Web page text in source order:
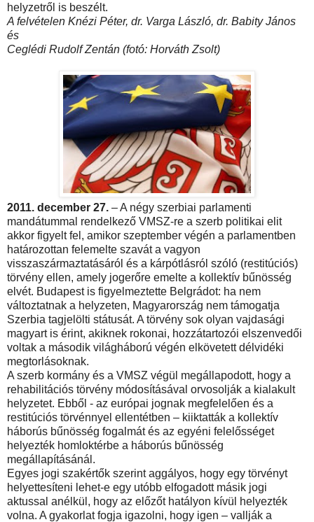
helyzetről is beszélt.
A felvételen Knézi Péter, dr. Varga László, dr. Babity János
és
Ceglédi Rudolf Zentán (fotó: Horváth Zsolt)
2011. december 27. – A négy szerbiai parlamenti
mandátummal rendelkező VMSZ-re a szerb politikai elit
akkor figyelt fel, amikor szeptember végén a parlamentben
határozottan felemelte szavát a vagyon
visszaszármaztatásáról és a kárpótlásról szóló (restitúciós)
törvény ellen, amely jogerőre emelte a kollektív bűnösség
elvét. Budapest is figyelmeztette Belgrádot: ha nem
változtatnak a helyzeten, Magyarország nem támogatja
Szerbia tagjelölti státusát. A törvény sok olyan vajdasági
magyart is érint, akiknek rokonai, hozzátartozói elszenvedői
voltak a második világháború végén elkövetett délvidéki
megtorlásoknak.
A szerb kormány és a VMSZ végül megállapodott, hogy a
rehabilitációs törvény módosításával orvosolják a kialakult
helyzetet. Ebből - az európai jognak megfelelően és a
restitúciós törvénnyel ellentétben – kiiktatták a kollektív
háborús bűnösség fogalmát és az egyéni felelősséget
helyezték homloktérbe a háborús bűnösség
megállapításánál.
Egyes jogi szakértők szerint aggályos, hogy egy törvényt
helyettesíteni lehet-e egy utóbb elfogadott másik jogi
aktussal anélkül, hogy az előzőt hatályon kívül helyezték
volna. A gyakorlat fogja igazolni, hogy igen – vallják a